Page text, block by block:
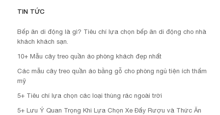
TIN TỨC
Bếp ăn di động là gì? Tiêu chí lựa chọn bếp ăn di động cho nhà
khách khách sạn.
10+ Mẫu cây treo quần áo phòng khách đẹp nhất
Các mẫu cây treo quần áo bằng gỗ cho phòng ngủ tiện ích thẩm
mỹ
5+ Tiêu chí lựa chọn các loại thùng rác ngoài trời
5+ Lưu Ý Quan Trọng Khi Lựa Chọn Xe Đẩy Rượu và Thức Ăn